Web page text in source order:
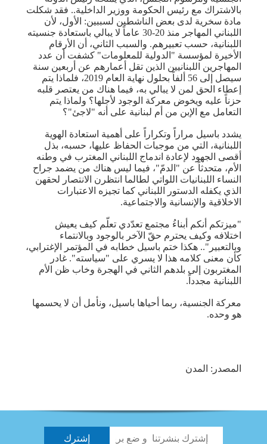
بالاشتراك مع رئيس الحكومة ووزير الداخلية.. فقد شكلت
مادة سخرية لدى بعض الناشطين لسببين: الأول، لأن
اللبناني المهاجر منذ 20-30 عاماً لا يبالي باستعادة جنسيته
اللبنانية، حسب تعبيرهم. والسبب الثاني، أن الأرقام
الأخيرة لمؤسسة "الدولية للمعلومات" كشفت أن عدد
المهاجرين اللبنانيين الذين تقل أعمارهم عن أربعين سنة
سيصل إلى 56 ألفاً بحلول نهاية العام 2019، فلماذا يتم
إعطاء الحق لمن لا يبالي به، فيما هناك من يعتصر قلبه
حزناً عليه ويخوض معركة الوجود لأجلها؟ ولماذا يتم
التعامل مع الإبن من أم لبنانية على أنه "لاجئ"؟
يشدد باسيل مراراً وتكراراً على أهمية استعادة الهوية
اللبنانية، التي من موجبات الحفاظ عليها، حسبه، بذل
أقصى الجهود لإعادة اندماج اللبناني المغترب في وطنه
الأم، متحدثاً عن "الدمّ"، فيما ليس هناك من يضمد جراح
النساء اللبنانيات اللواتي لطالما انتظرن الانتصار لحقهن
الذي يكفله الدستور اللبناني كما تجيزه الاعتبارات
الاخلاقية والإنسانية والاجتماعية.
"ميزتكم أنكم أبناءُ مجتمع تعدّدي تعلّم كيف يعيش
اختلافه وكيف يحترم حقّ الآخر بالوجود وبالانتماء
وبالتعبير".. هكذا ختم باسيل خطابه في المؤتمر الإغترابي،
كأن معنى كلامه هذا لا يسري على "سياسته". غادر
المغتربون إلى بلدهم الثاني في الهجرة وخاب ظن الأم
اللبنانية مجدداً.
معركة الجنسية، ربما أحياها باسيل، ونأمل أن لا يحسمها
هو وحده.
المصدر: المدن